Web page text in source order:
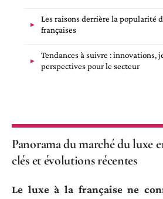
Les raisons derrière la popularité
françaises
Tendances à suivre : innovations,
perspectives pour le secteur
Panorama du marché du luxe
clés et évolutions récentes
Le luxe à la française ne